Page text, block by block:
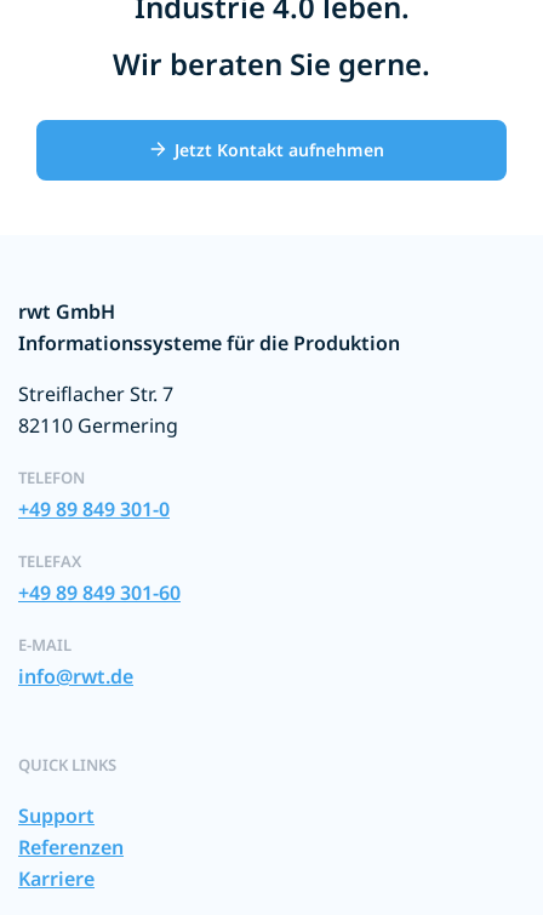
Wir beraten Sie gerne.
Jetzt Kontakt aufnehmen
rwt GmbH
Informationssysteme für die Produktion
Streiflacher Str. 7
82110 Germering
TELEFON
+49 89 849 301-0
TELEFAX
+49 89 849 301-60
E-MAIL
info@rwt.de
QUICK LINKS
Support
Referenzen
Karriere